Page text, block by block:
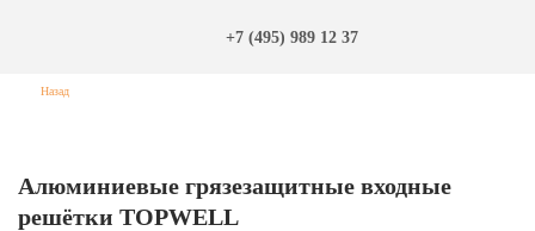
+7 (495) 989 12 37
Назад
Алюминиевые грязезащитные входные
решётки TOPWELL